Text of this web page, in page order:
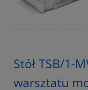
Stół TSB/1-
warsztatu